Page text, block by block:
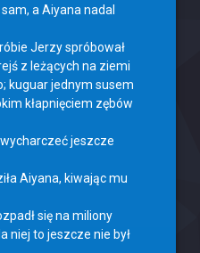
a Aiyana nadal
Jerzy spróbował
z leżących na ziemi
kuguar jednym susem
kłapnięciem zębów
wycharczeć jeszcze
Aiyana, kiwając mu
się na miliony
niej to jeszcze nie był